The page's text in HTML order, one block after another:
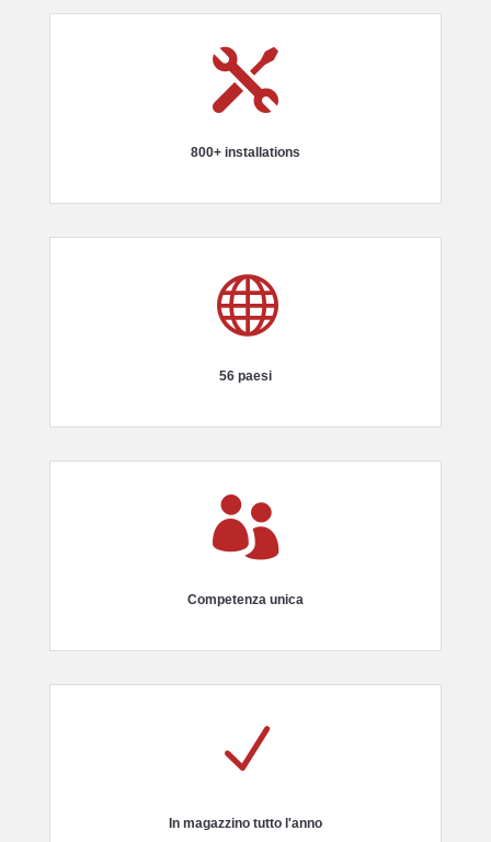

800+ installations

56 paesi

Competenza unica
N
In magazzino tutto l'anno